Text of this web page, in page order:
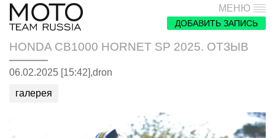
МЕНЮ
ДОБАВИТЬ ЗАПИСЬ
HONDA CB1000 HORNET SP 2025. ОТЗЫВ
06.02.2025 [15:42],dron
галерея